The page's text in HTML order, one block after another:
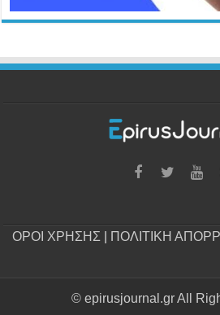
ΟΡΟΙ ΧΡΗΣΗΣ ΠΟΛΙΤΙΚΗ
© epirusjournal.gr All